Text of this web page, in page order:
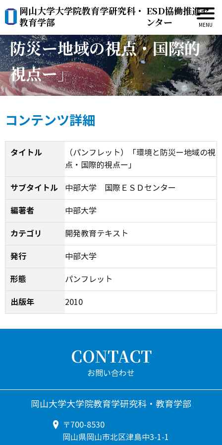
岡山大学大学院教育学研究科・
教育学部
ESD協働推進セ
ンター
（パンフレット）「環境と
防災ー地域の視点・国際的
視点ー」
コンテンツ詳細
タイトル
（パンフレット）「環境と防災ー地域の視
点・国際的視点ー」
サブタイトル 中部大学 国際ＥＳＤセンター
編著者 中部大学
カテゴリ 開発教育テキスト
発行 中部大学
形態 パンフレット
出版年 2010
CONTACT
岡山大学大学院教育学研究科・教育学部
〒700-8530
岡山県岡山市北区津島中3-1-1